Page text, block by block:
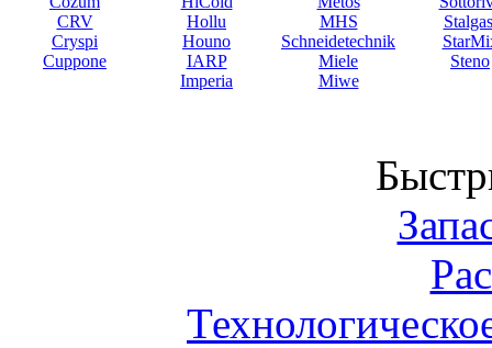
CRV
Cryspi
Cuppone
Hollu
Houno
IARP
Imperia
MHS
Schneidetechnik
Miele
Miwe
Steno